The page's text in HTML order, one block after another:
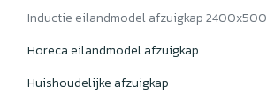
Inductie eilandmodel afzuigkap 2400x500
Horeca eilandmodel afzuigkap
Huishoudelijke afzuigkap